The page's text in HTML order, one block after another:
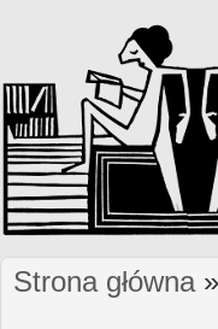
Jesteś tutaj
Strona główna»